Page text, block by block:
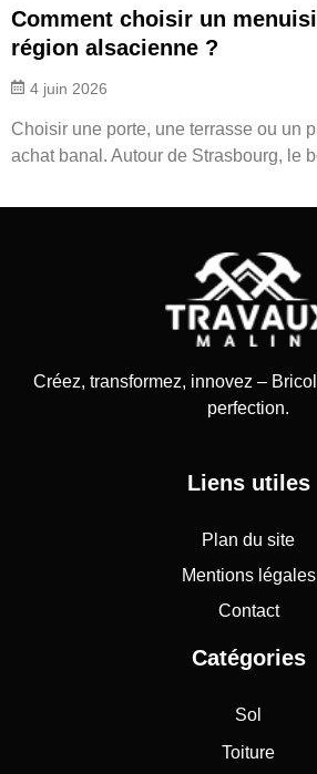
Comment choisir un
région alsacienne ?
4 juin 2026
Choisir une porte, une terrasse ou un
achat banal. Autour de Strasbourg, le
Créez, transformez, innovez –
perfection.
Liens utiles
Plan du site
Mentions légales
Contact
Catégories
Sol
Toiture